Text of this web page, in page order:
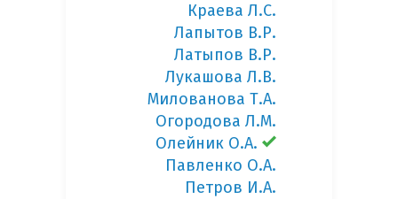
Краева Л.С.
Лапытов В.Р.
Латыпов В.Р.
Лукашова Л.В.
Милованова Т.А.
Огородова Л.М.
Олейник О.А.
Павленко О.А.
Петров И.А.